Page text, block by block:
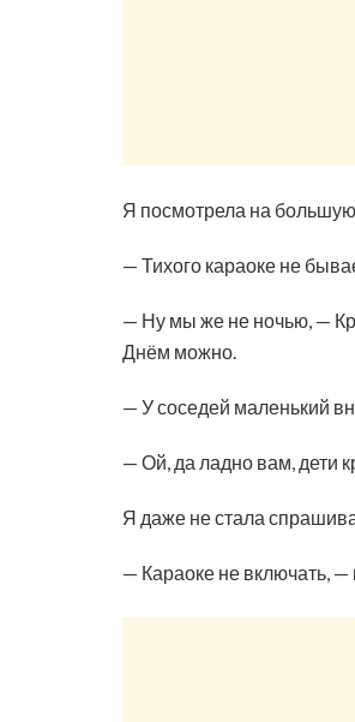
Я посмотрела на
— Тихого караоке не
— Ну мы же не ночью, —
Днём можно.
— У соседей маленький
— Ой, да ладно вам, дети
Я даже не стала
— Караоке не включать, —